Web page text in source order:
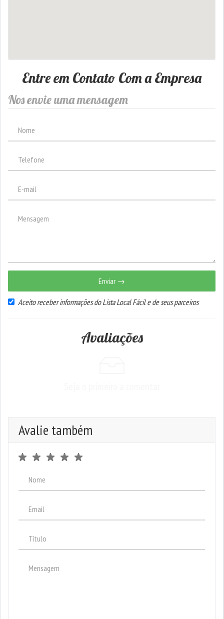
Entre em Contato Com a Empresa
Nos envie uma mensagem
Enviar →
Aceito receber informações do Lista Local Fácil e de seus parceiros
Avaliações
Avalie também